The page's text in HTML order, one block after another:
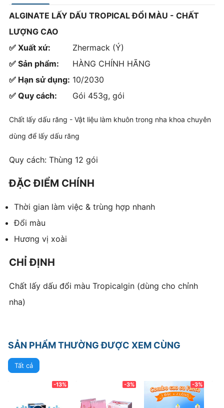
ALGINATE LẤY DẤU TROPICAL ĐỔI MÀU - CHẤT
LƯỢNG CAO
✅ Xuất xứ:
Zhermack (Ý)
✅ Sản phẩm:
HÀNG CHÍNH HÃNG
✅ Hạn sử dụng: 10/2030
✅ Quy cách:
Gói 453g, gói
Chất lấy dấu răng - Vật liệu làm khuôn trong nha khoa chuyên
dùng để lấy dấu răng
Quy cách: Thùng 12 gói
ĐẶC ĐIỂM CHÍNH
Thời gian làm việc & trùng hợp nhanh
Đổi màu
Hương vị xoài
CHỈ ĐỊNH
Chất lấy dấu đổi màu Tropicalgin (dùng cho chỉnh
nha)
SẢN PHẨM THƯỜNG ĐƯỢC XEM CÙNG
Tất cả
-13% -3% -3%